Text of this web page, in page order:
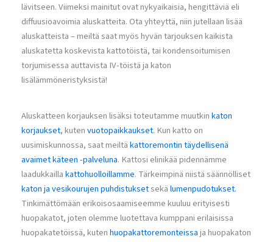
lävitseen. Viimeksi mainitut ovat nykyaikaisia, hengittäviä eli
diffuusioavoimia aluskatteita. Ota yhteyttä, niin jutellaan lisää
aluskatteista – meiltä saat myös hyvän tarjouksen kaikista
aluskatetta koskevista kattotöistä, tai kondensoitumisen
torjumisessa auttavista IV-töistä ja katon
lisälämmöneristyksistä!
Aluskatteen korjauksen lisäksi toteutamme muutkinkaton
korjaukset, kutenvuotopaikkaukset. Kun katto on
uusimiskunnossa, saat meiltäkattoremontin täydellisenä
avaimet käteen -palveluna. Kattosi elinikää pidennämme
laadukkaillakattohuolloillamme. Tärkeimpinä niistä säännölliset
katon ja vesikourujen puhdistuksetsekälumenpudotukset.
Tinkimättömään erikoisosaamiseemme kuuluu erityisesti
huopakatot, joten olemme luotettava kumppani erilaisissa
huopakatetöissä, kutenhuopakattoremonteissaja huopakaton